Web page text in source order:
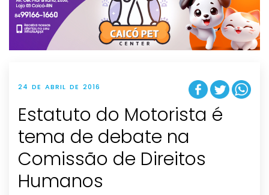
t
i
o
n
24 DE ABRIL DE 2016
Estatuto do Motorista é
tema de debate na
Comissão de Direitos
Humanos